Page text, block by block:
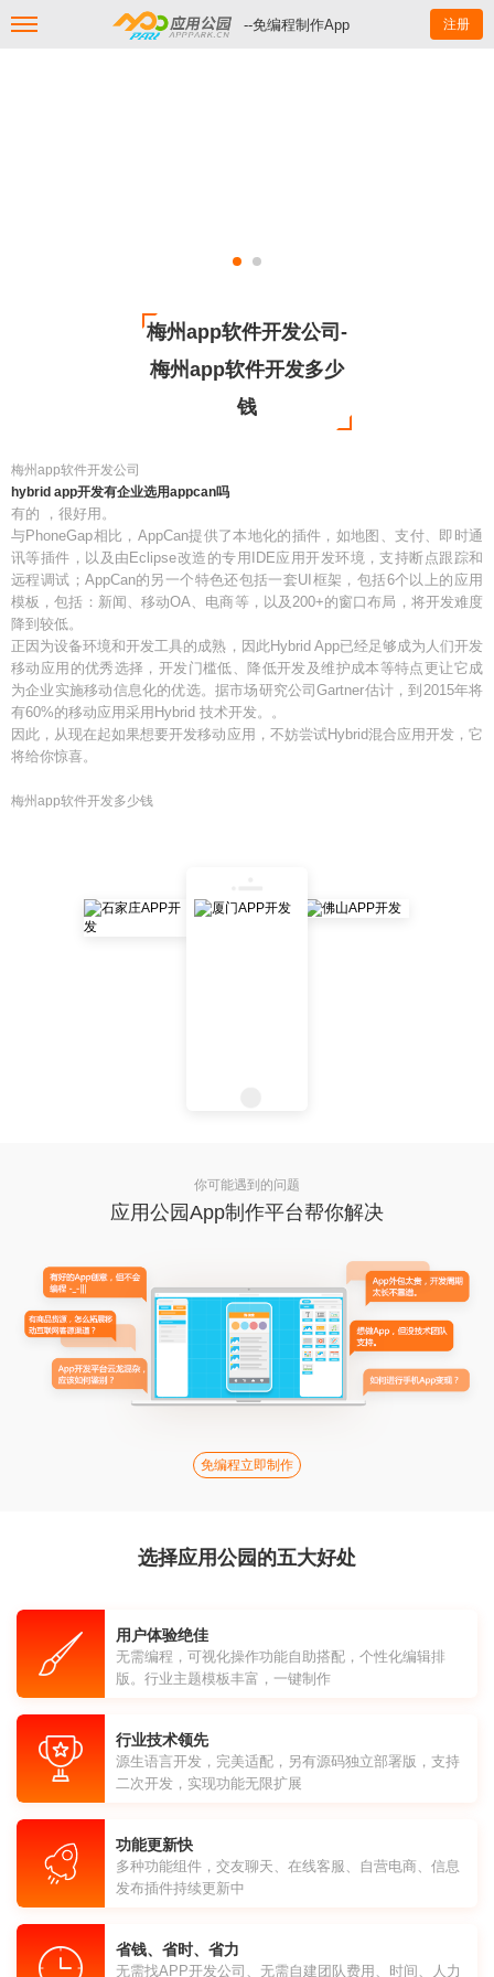
--免编程制作App 注册
梅州app软件开发公司-
梅州app软件开发多少
钱
梅州app软件开发公司
hybrid app开发有企业选用appcan吗
有的 ，很好用。
与PhoneGap相比，AppCan提供了本地化的插件，如地图、支付、即时通
讯等插件，以及由Eclipse改造的专用IDE应用开发环境，支持断点跟踪和
远程调试；AppCan的另一个特色还包括一套UI框架，包括6个以上的应用
模板，包括：新闻、移动OA、电商等，以及200+的窗口布局，将开发难度
降到较低。
正因为设备环境和开发工具的成熟，因此Hybrid App已经足够成为人们开发
移动应用的优秀选择，开发门槛低、降低开发及维护成本等特点更让它成
为企业实施移动信息化的优选。据市场研究公司Gartner估计，到2015年将
有60%的移动应用采用Hybrid 技术开发。。
因此，从现在起如果想要开发移动应用，不妨尝试Hybrid混合应用开发，它
将给你惊喜。
梅州app软件开发多少钱
你可能遇到的问题
应用公园App制作平台帮你解决
免编程立即制作
选择应用公园的五大好处
用户体验绝佳
无需编程，可视化操作功能自助搭配，个性化编辑排
版。行业主题模板丰富，一键制作
行业技术领先
源生语言开发，完美适配，另有源码独立部署版，支持
二次开发，实现功能无限扩展
功能更新快
多种功能组件，交友聊天、在线客服、自营电商、信息
发布插件持续更新中
省钱、省时、省力
无需找APP开发公司、无需自建团队费用、时间、人力